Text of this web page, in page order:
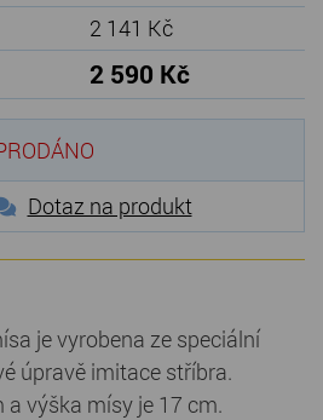
2 141 Kč
2 590 Kč
Dotaz na produkt
je vyrobena ze speciální
úpravě imitace stříbra.
výška mísy je 17 cm.